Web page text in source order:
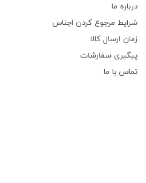
درباره ما
شرایط مرجوع کردن اجناس
زمان ارسال کالا
پیگیری سفارشات
تماس با ما